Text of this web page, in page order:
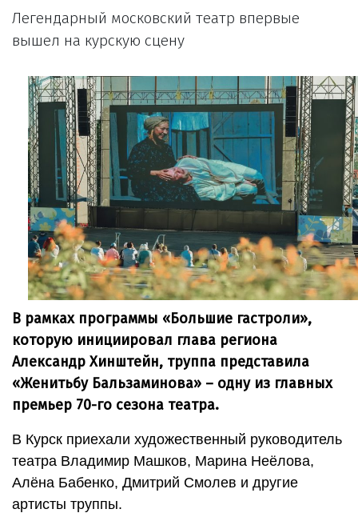
Легендарный московский театр впервые
вышел на курскую сцену
В рамках программы «Большие гастроли»,
которую инициировал глава региона
Александр Хинштейн, труппа представила
«Женитьбу Бальзаминова» – одну из главных
премьер 70-го сезона театра.
В Курск приехали художественный руководитель
театра Владимир Машков, Марина Неёлова,
Алёна Бабенко, Дмитрий Смолев и другие
артисты труппы.